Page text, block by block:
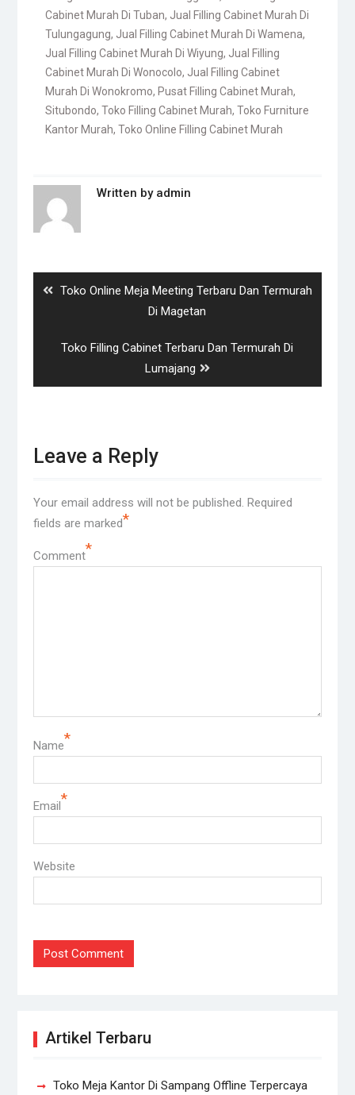
Cabinet Murah Di Tuban, Jual Filling Cabinet Murah Di
Tulungagung, Jual Filling Cabinet Murah Di Wamena,
Jual Filling Cabinet Murah Di Wiyung, Jual Filling
Cabinet Murah Di Wonocolo, Jual Filling Cabinet
Murah Di Wonokromo, Pusat Filling Cabinet Murah,
Situbondo, Toko Filling Cabinet Murah, Toko Furniture
Kantor Murah, Toko Online Filling Cabinet Murah
Written by admin
Previous
Toko Online Meja Meeting Terbaru Dan Termurah
Di Magetan
Next
Toko Filling Cabinet Terbaru Dan Termurah Di
Lumajang
Leave a Reply
Your email address will not be published. Required
fields are marked*
Comment*
Name*
Email*
Website
Artikel Terbaru
Toko Meja Kantor Di Sampang Offline Terpercaya